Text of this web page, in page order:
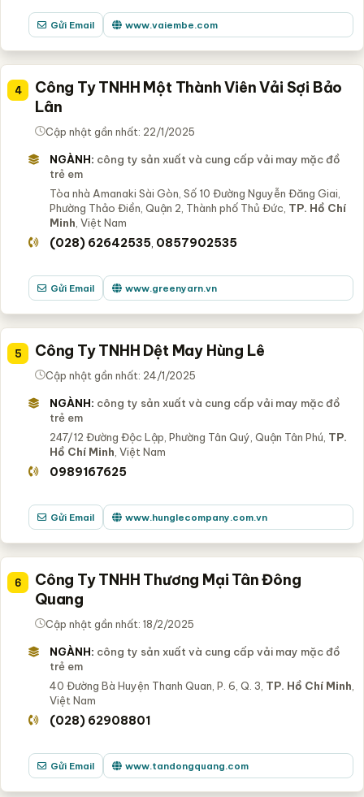
Gửi Email www.vaiembe.com
4
Công Ty TNHH Một Thành Viên Vải Sợi Bảo
Lân
Cập nhật gần nhất: 22/1/2025
NGÀNH: công ty sản xuất và cung cấp vải may mặc đồ
trẻ em
Tòa nhà Amanaki Sài Gòn, Số 10 Đường Nguyễn Đăng Giai,
Phường Thảo Điền, Quận 2, Thành phố Thủ Đức, TP. Hồ Chí
Minh , Việt Nam
(028) 62642535 0857902535
Gửi Email www.greenyarn.vn
5 Công Ty TNHH Dệt May Hùng Lê
Cập nhật gần nhất: 24/1/2025
NGÀNH: công ty sản xuất và cung cấp vải may mặc đồ
trẻ em
247/12 Đường Độc Lập, Phường Tân Quý, Quận Tân Phú, TP.
Hồ Chí Minh , Việt Nam
0989167625
Gửi Email www.hunglecompany.com.vn
6
Công Ty TNHH Thương Mại Tân Đông
Quang
Cập nhật gần nhất: 18/2/2025
NGÀNH: công ty sản xuất và cung cấp vải may mặc đồ
trẻ em
40 Đường Bà Huyện Thanh Quan, P. 6, Q. 3, TP. Hồ Chí Minh
Việt Nam
(028) 62908801
Gửi Email www.tandongquang.com